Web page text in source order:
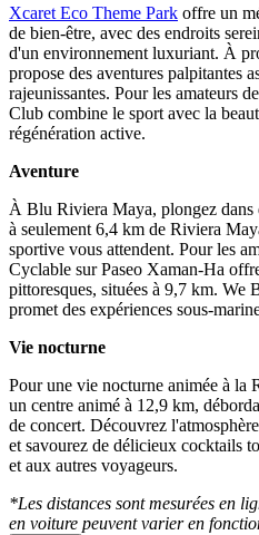
Xcaret Eco Theme Park offre un
de bien-être, avec des endroits
d'un environnement luxuriant. À
propose des aventures palpitantes
rajeunissantes. Pour les amateurs
Club combine le sport avec la
régénération active.
Aventure
À Blu Riviera Maya, plongez dans
à seulement 6,4 km de Riviera
sportive vous attendent. Pour les
Cyclable sur Paseo Xaman-Ha
pittoresques, situées à 9,7 km.
promet des expériences sous-
Vie nocturne
Pour une vie nocturne animée à la
un centre animé à 12,9 km,
de concert. Découvrez
et savourez de délicieux cocktails
et aux autres voyageurs.
*Les distances sont mesurées en
en voiture peuvent varier en